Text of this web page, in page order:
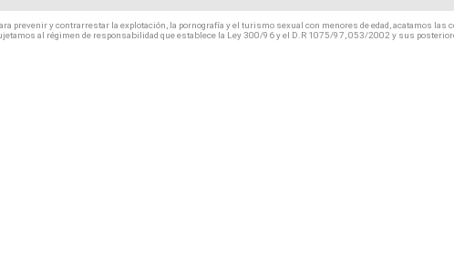
prevenir y contrarrestar la explotación, la pornografía y el turismo sexual con menores de edad, acatamos
al régimen de responsabilidad que establece la Ley 300/96 y el D.R 1075/97, 053/2002 y sus